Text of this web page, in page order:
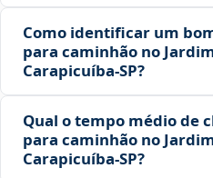
Como identificar um
para caminhão no
Carapicuíba‑SP?
Qual o tempo médio de
para caminhão no
Carapicuíba‑SP?